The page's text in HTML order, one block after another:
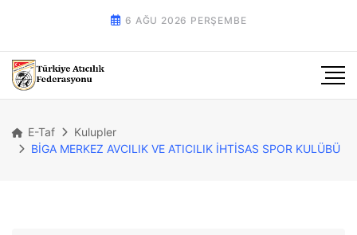
6 AĞU 2026 PERŞEMBE
E-Taf
Kulupler
BİGA MERKEZ AVCILIK VE ATICILIK İHTİSAS SPOR KULÜBÜ